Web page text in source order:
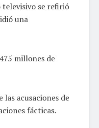
televisivo se refirió
una
millones de
acusaciones de
fácticas.